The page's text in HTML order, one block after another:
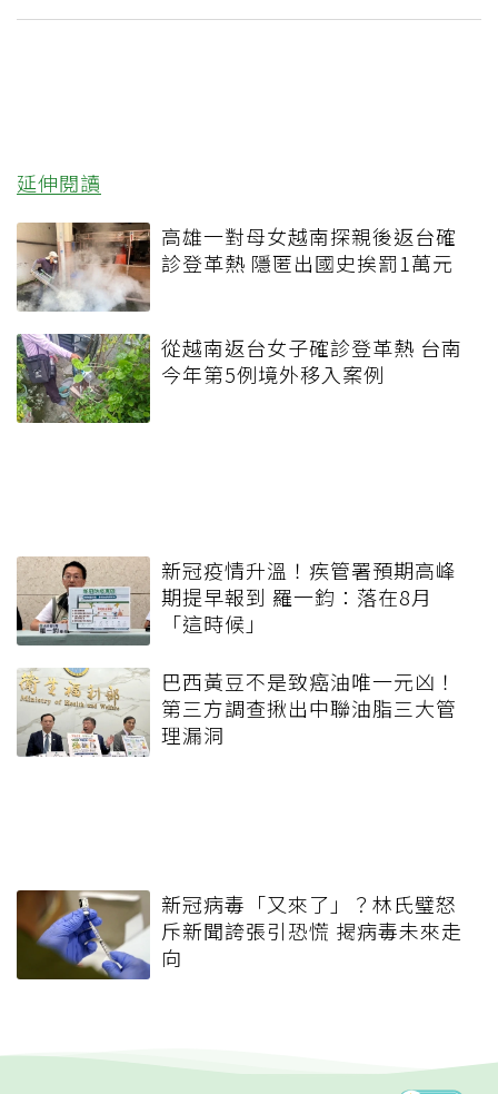
延伸閱讀
高雄一對母女越南探親後返台確
診登革熱 隱匿出國史挨罰1萬元
從越南返台女子確診登革熱 台南
今年第5例境外移入案例
新冠疫情升溫！疾管署預期高峰
期提早報到 羅一鈞：落在8月
「這時候」
巴西黃豆不是致癌油唯一元凶！
第三方調查揪出中聯油脂三大管
理漏洞
新冠病毒「又來了」？林氏璧怒
斥新聞誇張引恐慌 揭病毒未來走
向